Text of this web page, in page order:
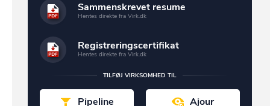
Sammenskrevet resume
Hentes direkte fra Virk.dk
Registreringscertifikat
Hentes direkte fra Virk.dk
TILFØJ VIRKSOMHED TIL
Pipeline Ajour